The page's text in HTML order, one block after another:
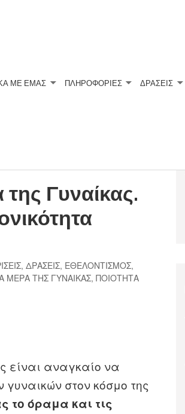
ΜΕ ΕΜΆΣ ΠΛΗΡΟΦΟΡΙΕΣ ΔΡΑΣΕΙΣ
Γυναίκας.
,ΔΡΑΣΕΙΣ, ΕΘΕΛΟΝΤΙΣΜΟΣ,
ΜΕΡΑ ΤΗΣ ΓΥΝΑΙΚΑΣ,ΠΟΙΟΤΗΤΑ
είναι αναγκαίο να
στον κόσμο της
το όραμα και τις